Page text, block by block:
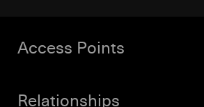
Access Points
Relationships